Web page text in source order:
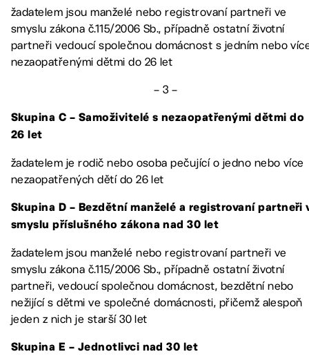
žadatelem jsou manželé nebo registrovaní partneři ve
smyslu zákona č.115/2006 Sb., případně ostatní životní
partneři vedoucí společnou domácnost s jedním nebo
nezaopatřenými dětmi do 26 let
– 3 –
Skupina C – Samoživitelé s nezaopatřenými dětmi do
26 let
žadatelem je rodič nebo osoba pečující o jedno nebo více
nezaopatřených dětí do 26 let
Skupina D – Bezdětní manželé a registrovaní partneři
smyslu příslušného zákona nad 30 let
žadatelem jsou manželé nebo registrovaní partneři ve
smyslu zákona č.115/2006 Sb., případně ostatní životní
partneři, vedoucí společnou domácnost, bezdětní nebo
nežijící s dětmi ve společné domácnosti, přičemž alespoň
jeden z nich je starší 30 let
Skupina E – Jednotlivci nad 30 let